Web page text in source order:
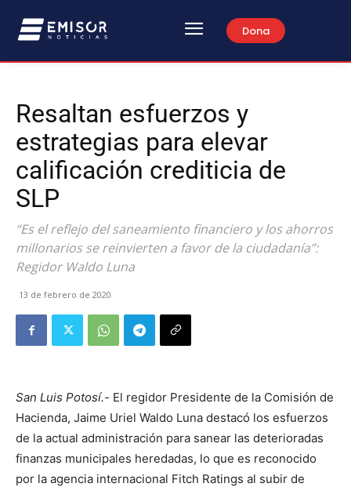
Dona
Resaltan esfuerzos y
estrategias para elevar
calificación crediticia de
SLP
“Es el reflejo del saneamiento financiero y los ahorros
millonarios se reinvierten a favor de la ciudadanía”:
Regidor Waldo Luna
13 de febrero de 2020
San Luis Potosí.- El regidor Presidente de la Comisión de
Hacienda, Jaime Uriel Waldo Luna destacó los esfuerzos
de la actual administración para sanear las deterioradas
finanzas municipales heredadas, lo que es reconocido
por la agencia internacional Fitch Ratings al subir de